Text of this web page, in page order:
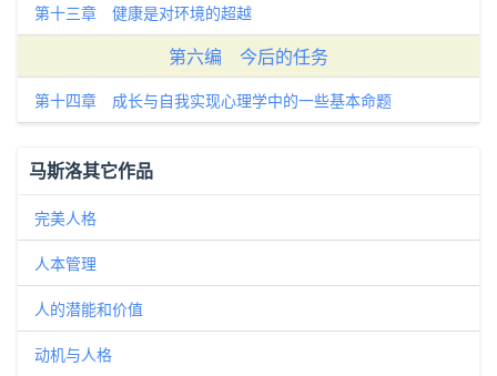
第十三章 健康是对环境的超越
第六编 今后的任务
第十四章 成长与自我实现心理学中的一些基本命题
马斯洛其它作品
完美人格
人本管理
人的潜能和价值
动机与人格